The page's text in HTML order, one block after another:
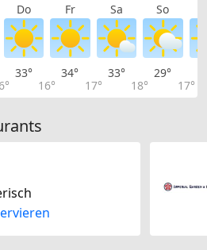
Do Fr Sa So
33°
16°
34°
17°
33°
18°
29°
17°